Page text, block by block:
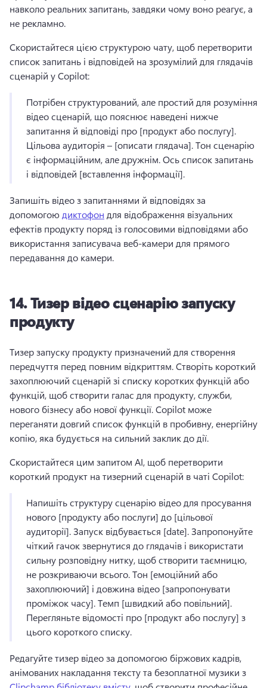
навколо реальних запитань, завдяки чому воно реагує, а
не рекламно.
Скористайтеся цією структурою чату, щоб перетворити
список запитань і відповідей на зрозумілий для глядачів
сценарій у Copilot:
Потрібен структурований, але простий для розуміння
відео сценарій, що пояснює наведені нижче
Цільова аудиторія – [описати глядача]. Тон сценарію
є інформаційним, але дружнім. Ось список запитань
і відповідей [вставлення інформації].
Запишіть відео з запитаннями й відповідях за
допомогою диктофон для відображення візуальних
ефектів продукту поряд із голосовими відповідями або
використання записувача веб-камери для прямого
передавання до камери.
14.Тизер відео сценарію запуску
продукту
Тизер запуску продукту призначений для створення
передчуття перед повним відкриттям. Створіть короткий
захоплюючий сценарій зі списку коротких функцій або
функцій, щоб створити галас для продукту, служби,
нового бізнесу або нової функції. Copilot може
переганяти довгий список функцій в пробивну, енергійну
копію, яка будується на сильний заклик до дії.
Скористайтеся цим запитом AI, щоб перетворити
короткий продукт на тизерний сценарій в чаті Copilot:
Напишіть структуру сценарію відео для просування
нового [продукту або послуги] до [цільової
аудиторії]. Запуск відбувається [date]. Запропонуйте
чіткий гачок звернутися до глядачів і використати
сильну розповідну нитку, щоб створити таємницю,
не розкриваючи всього. Тон [емоційний або
захоплюючий] і довжина відео [запропонувати
проміжок часу].
Перегляньте відомості про [продукт або послугу] з
цього короткого списку.
Редагуйте тизер відео за допомогою біржових кадрів,
анімованих накладання тексту та безоплатної музики з